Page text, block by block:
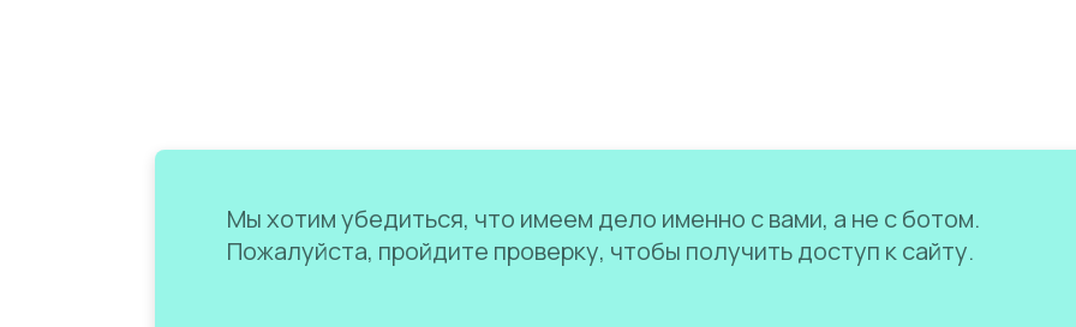
Мы хотим убедиться, что имеем дело именно с вами, а не с ботом.
Пожалуйста, пройдите проверку, чтобы получить доступ к сайту.